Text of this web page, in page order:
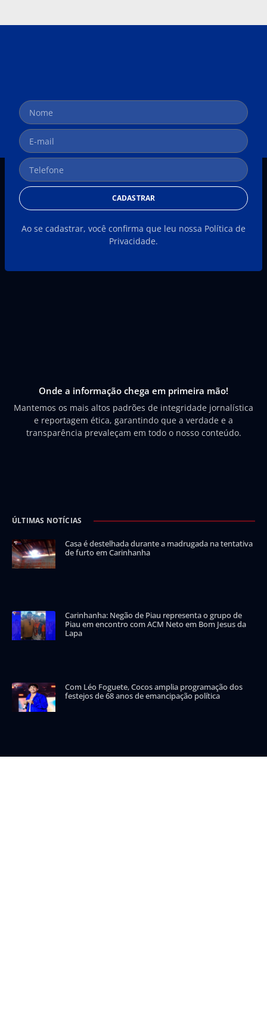
CADASTRAR
Ao se cadastrar, você confirma que leu nossa Política de
Privacidade.
Onde a informação chega em primeira mão!
Mantemos os mais altos padrões de integridade jornalística
e reportagem ética, garantindo que a verdade e a
transparência prevaleçam em todo o nosso conteúdo.
ÚLTIMAS NOTÍCIAS
Casa é destelhada durante a madrugada na tentativa
de furto em Carinhanha
Carinhanha: Negão de Piau representa o grupo de
Piau em encontro com ACM Neto em Bom Jesus da
Lapa
Com Léo Foguete, Cocos amplia programação dos
festejos de 68 anos de emancipação política